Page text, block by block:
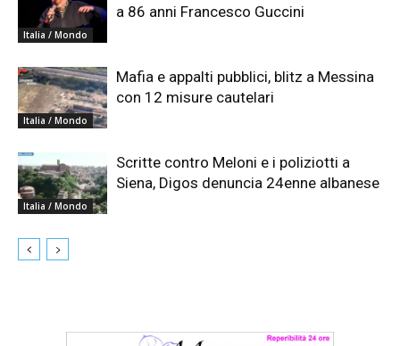
Italia / Mondo
a 86 anni Francesco Guccini
Italia / Mondo
Mafia e appalti pubblici, blitz a Messina
con 12 misure cautelari
Italia / Mondo
Scritte contro Meloni e i poliziotti a
Siena, Digos denuncia 24enne albanese